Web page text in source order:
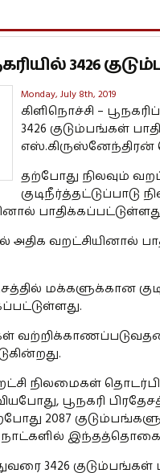
3426
Monday, July 8th, 2019
கிளிநொச்சி –
3426 குடும்பங்கள்
எஸ்.கிருஸ்னேந்திரன்
தற்போது நிலவும்
அதிக வறட்சியினால்
மக்களுக்கான
நிலமைகள்
பூநகரி
2087
நாட்களில்
3426